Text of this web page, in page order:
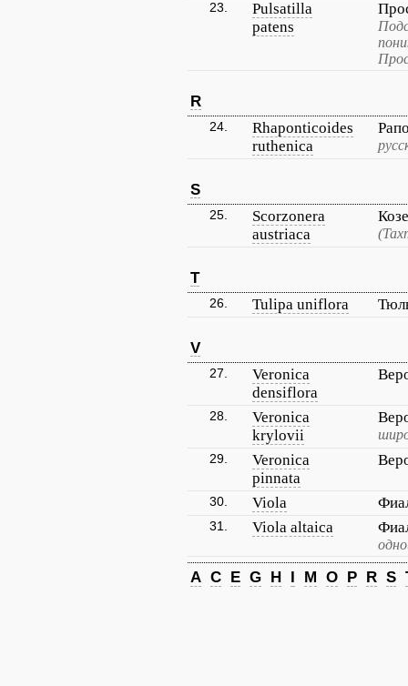
23.
Pulsatilla
patens
R
24.
Rhaponticoides
ruthenica
S
25.
Scorzonera
austriaca
T
26. Tulipa uniflora
V
27.
Veronica
densiflora
28.
Veronica
krylovii
29.
Veronica
pinnata
30. Viola
31. Viola altaica
A C E G H I M O P R S